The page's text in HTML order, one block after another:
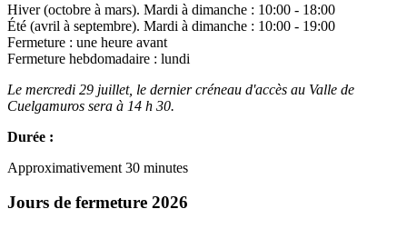
Hiver (octobre à mars). Mardi à dimanche : 10:00 - 18:00
Été (avril à septembre). Mardi à dimanche : 10:00 - 19:00
Fermeture : une heure avant
Fermeture hebdomadaire : lundi
Le mercredi 29 juillet, le dernier créneau d'accès au Valle de
Cuelgamuros sera à 14 h 30.
Durée :
Approximativement 30 minutes
Jours de fermeture 2026